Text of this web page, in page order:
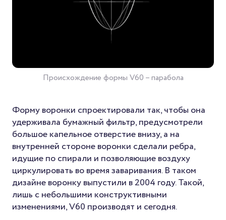
Происхождение формы V60 – парабола
Форму воронки спроектировали так, чтобы она
удерживала бумажный фильтр, предусмотрели
большое капельное отверстие внизу, а на
внутренней стороне воронки сделали ребра,
идущие по спирали и позволяющие воздуху
циркулировать во время заваривания. В таком
дизайне воронку выпустили в 2004 году. Такой,
лишь с небольшими конструктивными
изменениями, V60 производят и сегодня.